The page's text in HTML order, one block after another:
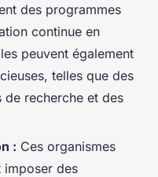
des programmes
continue en
peuvent également
telles que des
de recherche et des
: Ces organismes
imposer des